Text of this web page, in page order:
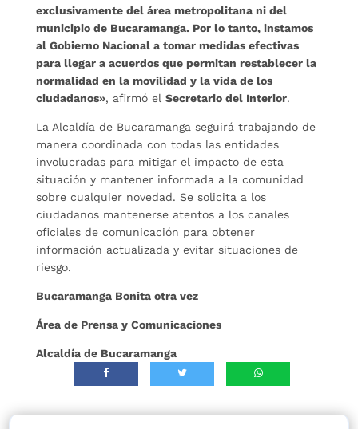
exclusivamente del área metropolitana ni del
municipio de Bucaramanga. Por lo tanto, instamos
al Gobierno Nacional a tomar medidas efectivas
para llegar a acuerdos que permitan restablecer la
normalidad en la movilidad y la vida de los
ciudadanos», afirmó el Secretario del Interior.
La Alcaldía de Bucaramanga seguirá trabajando de
manera coordinada con todas las entidades
involucradas para mitigar el impacto de esta
situación y mantener informada a la comunidad
sobre cualquier novedad. Se solicita a los
ciudadanos mantenerse atentos a los canales
oficiales de comunicación para obtener
información actualizada y evitar situaciones de
riesgo.
Bucaramanga Bonita otra vez
Área de Prensa y Comunicaciones
Alcaldía de Bucaramanga